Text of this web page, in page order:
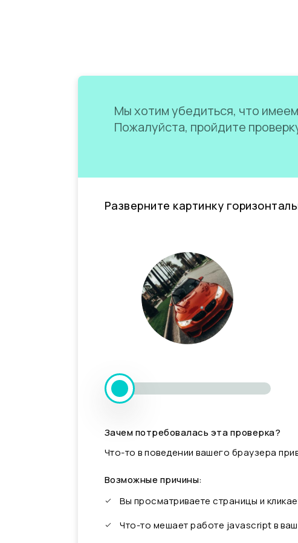
Мы хотим убедиться, что
Пожалуйста, пройдите
Разверните картинку
Зачем потребовалась эта проверка?
Что-то в поведении вашего браузера
Возможные причины:
Вы просматриваете страницы и
Что-то мешает работе javascript в